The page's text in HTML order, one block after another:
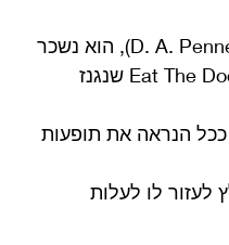
בלימוזינה היה במאי הסרטים הדוקומנטרים דון אלן פנבקר (כונה גם D. A. Pennebaker), הוא נשכר
כדי לעשות סרט תעודי על ביקורו של דילן בבריטניה, תחת הכותרת Eat The Document שנגנז
הנראה את תופעות
לעזור לו לעלות